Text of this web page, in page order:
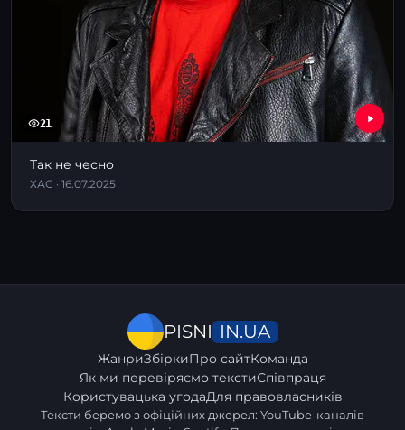
21
Так не чесно
ХАС · 16.07.2025
PISNI IN.UA
ЖанриЗбіркиПро сайтКоманда
Як ми перевіряємо текстиСпівпраця
Користувацька угодаДля правовласників
Тексти беремо з офіційних джерел: YouTube-каналів